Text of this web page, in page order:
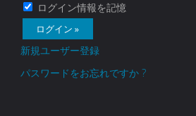
ログイン情報を記憶
新規ユーザー登録
パスワードをお忘れですか ?